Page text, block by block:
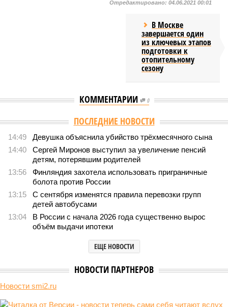
Отредактировано: 04.06.2021 00:01
В Москве
завершается один
из ключевых этапов
подготовки к
отопительному
сезону
КОММЕНТАРИИ 0
ПОСЛЕДНИЕ НОВОСТИ
14:49
Девушка объяснила убийство трёхмесячного сына
14:40
Сергей Миронов выступил за увеличение пенсий
детям, потерявшим родителей
13:56
Финляндия захотела использовать приграничные
болота против России
13:15
С сентября изменятся правила перевозки групп
детей автобусами
13:04
В России с начала 2026 года существенно вырос
объём выдачи ипотеки
ЕЩЕ НОВОСТИ
НОВОСТИ ПАРТНЕРОВ
Новости smi2.ru